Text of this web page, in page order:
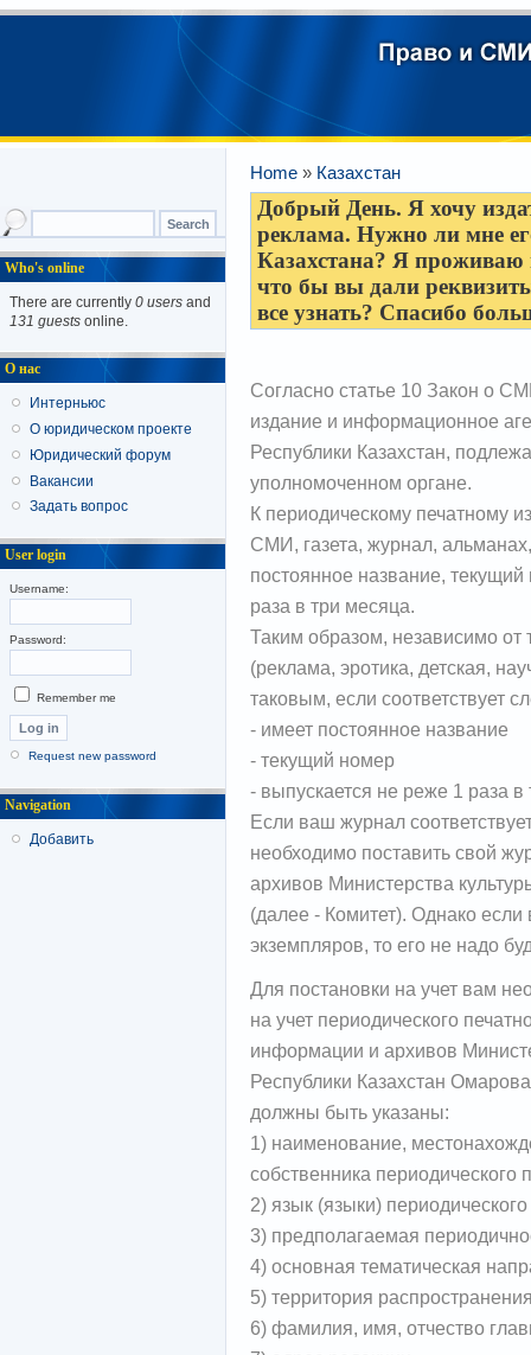
Home » Казахстан
Добрый День. Я хочу
реклама. Нужно ли мне
Казахстана? Я проживаю
что бы вы дали
все узнать? Спасибо
Согласно статье 10 Закон о
издание и информационное
Республики Казахстан,
уполномоченном органе.
К периодическому печатному
СМИ, газета, журнал,
постоянное название,
раза в три месяца.
Таким образом, независимо от
(реклама, эротика, детская,
таковым, если соответствует
- имеет постоянное название
- текущий номер
- выпускается не реже 1 раза в
Если ваш журнал
необходимо поставить свой
архивов Министерства
(далее - Комитет). Однако
экземпляров, то его не надо
Для постановки на учет вам
на учет периодического
информации и архивов
Республики Казахстан
должны быть указаны:
1) наименование,
собственника периодического
2) язык (языки)
3) предполагаемая
4) основная тематическая
5) территория
6) фамилия, имя, отчество
Who's online
There are currently 0 users and
131 guests online.
О нас
Интерньюс
О юридическом проекте
Юридический форум
Вакансии
Задать вопрос
User login
Username:
Password:
Remember me
Request new password
Navigation
Добавить